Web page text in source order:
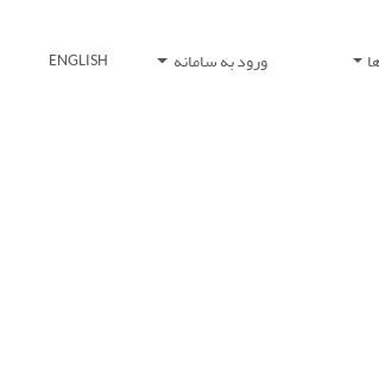
ورود به سامانه ENGLISH